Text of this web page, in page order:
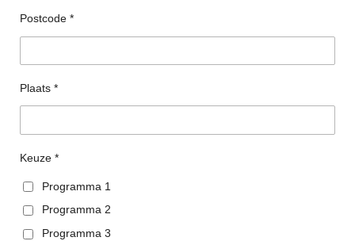
Postcode *
Plaats *
Keuze *
Programma 1
Programma 2
Programma 3